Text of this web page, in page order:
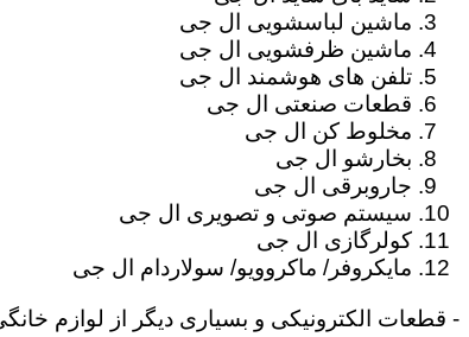
ماشین لباسشویی ال جی
ماشین ظرفشویی ال جی
تلفن های هوشمند ال جی
قطعات صنعتی ال جی
مخلوط کن ال جی
بخارشو ال جی
جاروبرقی ال جی
سیستم صوتی و تصویری ال جی
کولرگازی ال جی
مایکروفر/ ماکروویو/ سولاردام ال جی
- قطعات الکترونیکی و بسیاری دیگر از لوازم